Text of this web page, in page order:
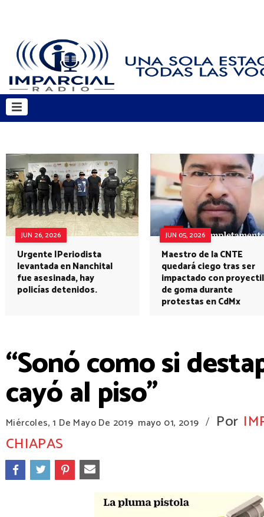
JUN 26, 2026
Urgente |Periodista
levantada en Nanchital
fue asesinada, hay
policías detenidos.
JUN 05, 2026
Maestro de la CNTE
quedará ciego tras ser
impactado con proyectil
de goma durante
protestas en CdMx
“Sonó como si
cayó al piso”
Miércoles, 1 De Mayo De 2019 mayo 01, 2019 / Por
CHIAPAS